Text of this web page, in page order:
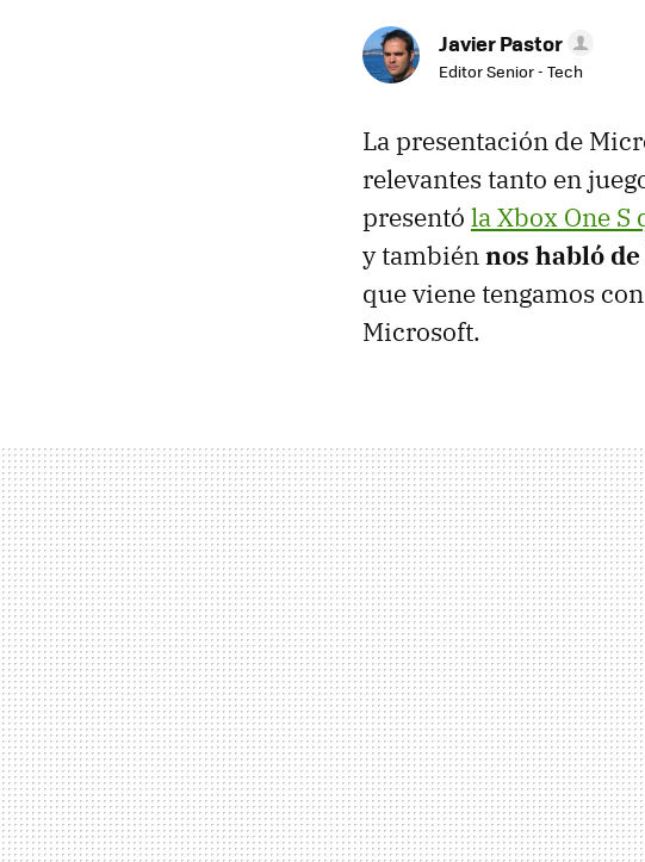
Javier Pastor
Editor Senior - Tech
La presentación de
relevantes tanto en
presentó la Xbox One
y tambiénnos habló
que viene tengamos
Microsoft.